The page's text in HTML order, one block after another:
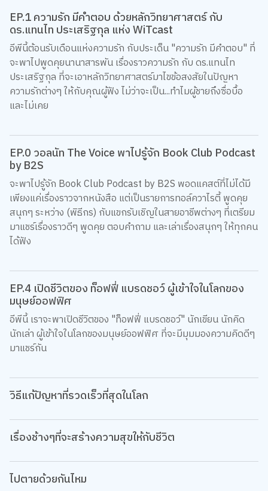
EP.1 ความรัก มีคำตอบ ด้วยหลักวิทยาศาสตร์ กับ
ดร.แทนไท ประเสริฐกุล แห่ง WiTcast
อีพีนี้ต้อนรับเดือนแห่งความรัก กับประเด็น "ความรัก มีคำตอบ" ที่
จะพาไปพูดคุยนานาสารพัน เรื่องราวความรัก กับ ดร.แทนไท
ประเสริฐกุล ที่จะเอาหลักวิทยาศาสตร์มาไขข้อสงสัยในปัญหา
ความรักต่างๆ ให้กับคุณผู้ฟัง ไม่ว่าจะเป็น...ทำไมผู้ชายถึงซื่อบื้อ
และไม่เคย
EP.0 วอลนัท The Voice พาไปรู้จัก Book Club Podcast
by B2S
จะพาไปรู้จัก Book Club Podcast by B2S พอดแคสต์ที่ไม่ได้มี
เพียงแค่เรื่องราวจากหนังสือ แต่เป็นรายการทอล์ควาไรตี้ พูดคุย
สนุกๆ ระหว่าง (พิธีกร) กับแขกรับเชิญในสายอาชีพต่างๆ ที่เตรียม
มาแชร์เรื่องราวดีๆ พูดคุย ตอบคำถาม และเล่าเรื่องสนุกๆ ให้ทุกคน
ได้ฟัง
EP.4 เปิดชีวิตของ ท็อฟฟี่ แบรดชอว์ ผู้เข้าใจในโลกของ
มนุษย์ออฟฟิศ
อีพีนี้ เราจะพาเปิดชีวิตของ "ท็อฟฟี่ แบรดชอว์" นักเขียน นักคิด
นักเล่า ผู้เข้าใจในโลกของมนุษย์ออฟฟิศ ที่จะมีมุมมองความคิดดีๆ
มาแชร์กัน
วิธีแก้ปัญหาที่รวดเร็วที่สุดในโลก
เรื่องช้างๆที่จะสร้างความสุขให้กับชีวิต
ไปตายด้วยกันไหม